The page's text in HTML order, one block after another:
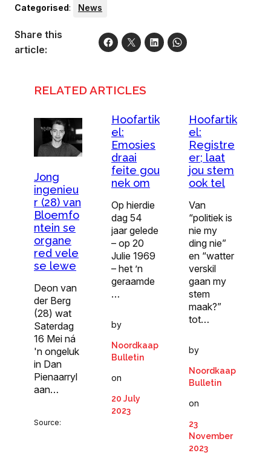
Categorised: News
Share this
article:
RELATED ARTICLES
Jong
ingenieu
r (28) van
Bloemfo
ntein se
organe
red vele
se lewe
Deon van
der Berg
(28) wat
Saterdag
16 Mei ná
'n ongeluk
in Dan
Pienaarryl
aan…
Source:
Hoofartik
el:
Emosies
draai
feite gou
nek om
Op hierdie
dag 54
jaar gelede
– op 20
Julie 1969
– het ’n
geraamde
…
by
Noordkaap
Bulletin
on
20 July
2023
Hoofartik
el:
Registre
er; laat
jou stem
ook tel
Van
“politiek is
nie my
ding nie”
en “watter
verskil
gaan my
stem
maak?”
tot…
by
Noordkaap
Bulletin
on
23
November
2023